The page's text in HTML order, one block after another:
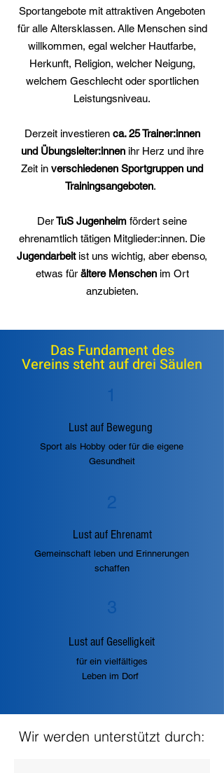
Sportangebote mit attraktiven Angeboten
für alle Altersklassen. Alle Menschen sind
willkommen, egal welcher Hautfarbe,
Herkunft, Religion, welcher Neigung,
welchem Geschlecht oder sportlichen
Leistungsniveau.
Derzeit investieren ca. 25 Trainer:innen
und Übungsleiter:innenihr Herz und ihre
Zeit in verschiedenen Sportgruppen und
Trainingsangeboten.
DerTuS Jugenheim fördert seine
ehrenamtlich tätigen Mitglieder:innen. Die
Jugendarbeitist uns wichtig, aber ebenso,
etwas für ältere Menschenim Ort
anzubieten.
Das Fundament des
Vereins steht auf drei Säulen
Lust auf Bewegung
Sport als Hobby oder für die eigene
Gesundheit
1
2
Lust auf Ehrenamt
Gemeinschaft leben und Erinnerungen
schaffen
3
Lust auf Geselligkeit
für ein vielfältiges
Leben im Dorf
Wir werden unterstützt durch: